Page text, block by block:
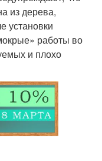
из дерева,
установки
работы во
и плохо